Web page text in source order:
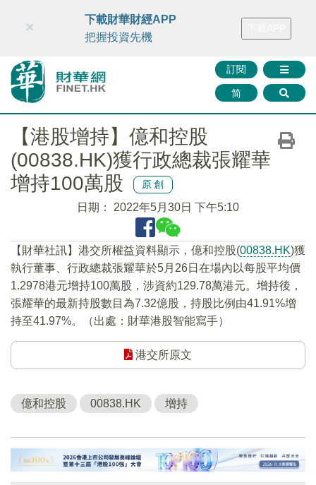
財華智庫網 FINTV FINMETA 財華證券 媒體矩陣
訂閱
简
×
下載財華財經APP
把握投資先機
【港股增持】億和控股
(00838.HK)獲行政總裁張耀華
增持100萬股
原創
日期： 2022年5月30日 下午5:10
【財華社訊】港交所權益資料顯示，億和控股(00838.HK)獲
執行董事、行政總裁張耀華於5月26日在場內以每股平均價
1.2978港元增持100萬股，涉資約129.78萬港元。增持後，
張耀華的最新持股數目為7.32億股，持股比例由41.91%增
持至41.97%。（出處：財華港股智能寫手）
港交所原文
億和控股 00838.HK 增持